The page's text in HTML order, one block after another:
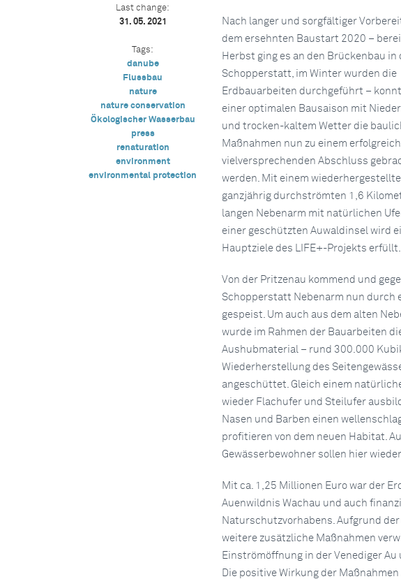
Nach langer und sorgfältiger
dem ersehnten Baustart 2020 –
Herbst ging es an den Brückenbau in
Schopperstatt, im Winter wurden die
Erdbauarbeiten durchgeführt –
einer optimalen Bausaison mit
und trocken-kaltem Wetter die
Maßnahmen nun zu einem
vielversprechenden Abschluss
werden. Mit einem
ganzjährig durchströmten 1,6
langen Nebenarm mit natürlichen
einer geschützten Auwaldinsel wird
Hauptziele des LIFE+-Projekts erfüllt.
Von der Pritzenau kommend und
Schopperstatt Nebenarm nun durch
gespeist. Um auch aus dem alten
wurde im Rahmen der Bauarbeiten
Aushubmaterial – rund 300.000
Wiederherstellung des
angeschüttet. Gleich einem
wieder Flachufer und Steilufer
Nasen und Barben einen
profitieren von dem neuen Habitat.
Gewässerbewohner sollen hier
Mit ca. 1,25 Millionen Euro war der
Auenwildnis Wachau und auch
Naturschutzvorhabens. Aufgrund
weitere zusätzliche Maßnahmen
Einströmöffnung in der Venediger
Die positive Wirkung der
Last change:
31. 05. 2021
Tags:
danube
Flussbau
nature
nature conservation
Ökologischer Wasserbau
press
renaturation
environment
environmental protection